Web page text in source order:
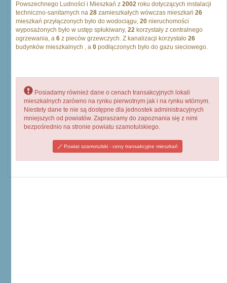
Powszechnego Ludności i Mieszkań z 2002 roku dotyczących instalacji
techniczno-sanitarnych na 28 zamieszkałych wówczas mieszkań 26
mieszkań przyłączonych było do wodociągu, 20 nieruchomości
wyposażonych było w ustęp spłukiwany, 22 korzystały z centralnego
ogrzewania, a 6 z pieców grzewczych. Z kanalizacji korzystało 26
budynków mieszkalnych , a 0 podłączonych było do gazu sieciowego.
Posiadamy również dane o cenach transakcyjnych lokali
mieszkalnych zarówno na rynku pierwotnym jak i na rynku wtórnym.
Niestety dane te nie są dostępne dla jednostek administracyjnych
mniejszych od powiatów. Zapraszamy do zapoznania się z nimi
bezpośrednio na stronie powiatu szamotulskiego.
Powiat szamotulski - ceny transakcyjne mieszkań